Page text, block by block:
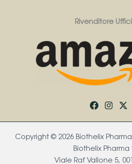
Rivenditore
Copyright © 2026 Biothelix
Biothelix Pharma
Viale Raf Vallone 5,